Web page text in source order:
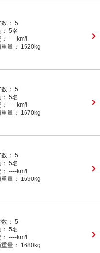
数： 5
5名
----km/l
量：
1520kg
数： 5
5名
----km/l
量：
1670kg
数： 5
5名
----km/l
量：
1690kg
数： 5
5名
----km/l
量：
1680kg